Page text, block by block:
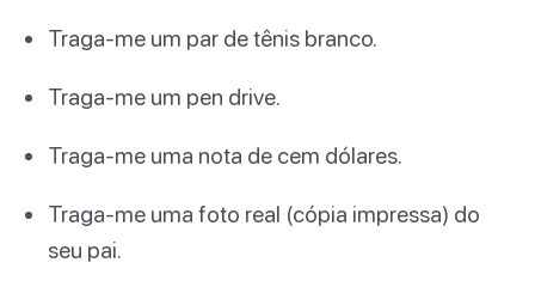
Traga-me um par de tênis branco.
Traga-me um pen drive.
Traga-me uma nota de cem dólares.
Traga-me uma foto real (cópia impressa) do
seu pai.